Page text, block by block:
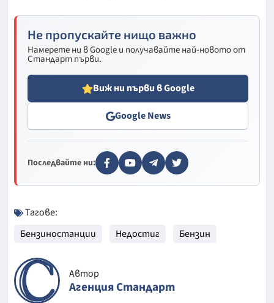
Не пропускайте нищо важно
Намерете ни в Google и получавайте най-новото от
Стандарт първи.
Виж ни първи в Google
Google News
Последвайте ни:
Тагове:
Бензиностанции
Недостиг Бензин
Автор
Агенция Стандарт